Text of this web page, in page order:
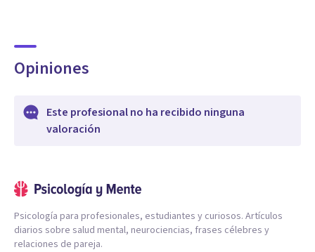
Opiniones
Este profesional no ha recibido ninguna
valoración
Psicología para profesionales, estudiantes y curiosos. Artículos
diarios sobre salud mental, neurociencias, frases célebres y
relaciones de pareja.